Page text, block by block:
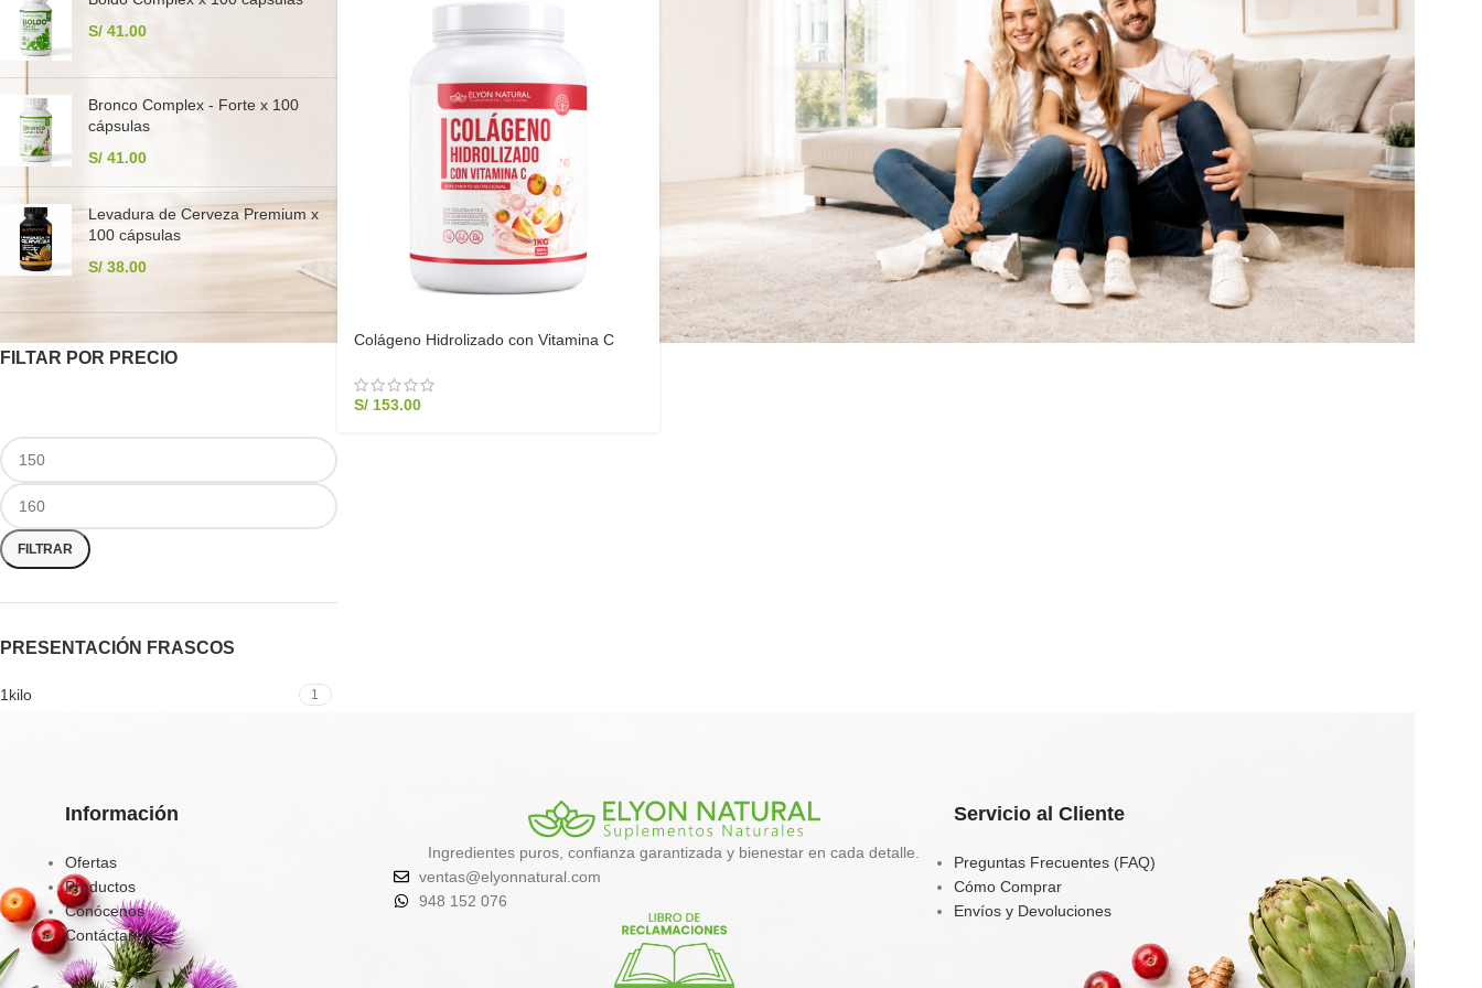
S/ 41.00
Bronco Complex - Forte x 100
cápsulas
S/ 41.00
Levadura de Cerveza Premium x
100 cápsulas
S/ 38.00
FILTAR POR PRECIO
FILTRAR
PRESENTACIÓN FRASCOS
1kilo 1
Colágeno Hidrolizado con Vitamina C
S/153.00
Información
Ofertas
Productos
Conócenos
Contáctanos
Ingredientes puros, confianza garantizada y bienestar en cada detalle.
ventas@elyonnatural.com
948 152 076
Servicio al Cliente
Preguntas Frecuentes (FAQ)
Cómo Comprar
Envíos y Devoluciones